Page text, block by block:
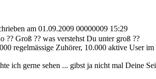
am 01.09.2009 00000009 15:29
?? Groß ?? was verstehst Du unter groß ??
regelmässige Zuhörer, 10.000 aktive User im
ich gerne sehen ... gibst ja nicht mal Deine